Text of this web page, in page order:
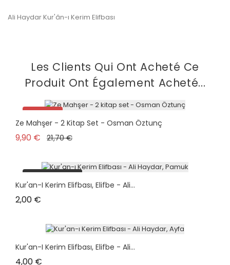
Ali Haydar Kur'ân-ı Kerim Elifbası
Les Clients Qui Ont Acheté Ce
Produit Ont Également Acheté...
Promo !
Pack
Ze Mahşer - 2 Kitap Set - Osman Öztunç
9,90 € Prix de base
21,70 €Prix
plus en stock
Kur'an-I Kerim Elifbası, Elifbe - Ali...
2,00 €
Kur'an-I Kerim Elifbası, Elifbe - Ali...
4,00 €